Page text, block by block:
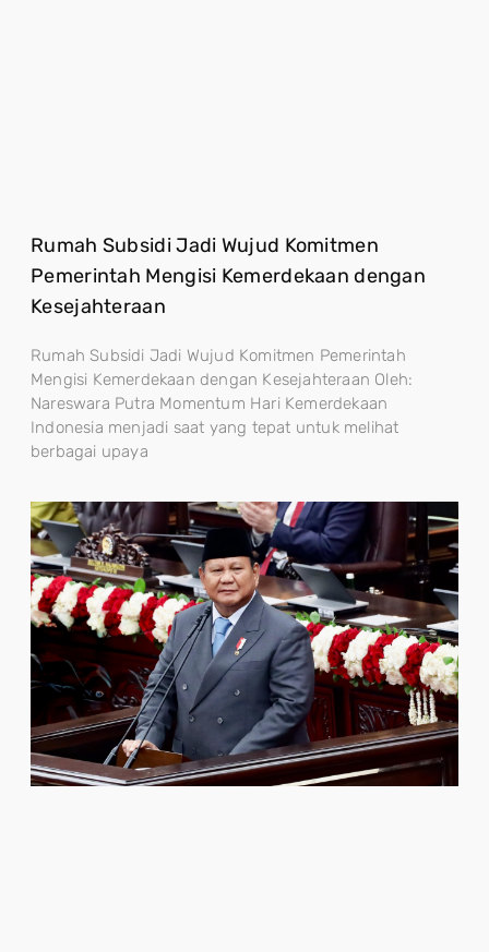
Rumah Subsidi Jadi Wujud Komitmen
Pemerintah Mengisi Kemerdekaan dengan
Kesejahteraan
Rumah Subsidi Jadi Wujud Komitmen Pemerintah
Mengisi Kemerdekaan dengan Kesejahteraan Oleh:
Nareswara Putra Momentum Hari Kemerdekaan
Indonesia menjadi saat yang tepat untuk melihat
berbagai upaya